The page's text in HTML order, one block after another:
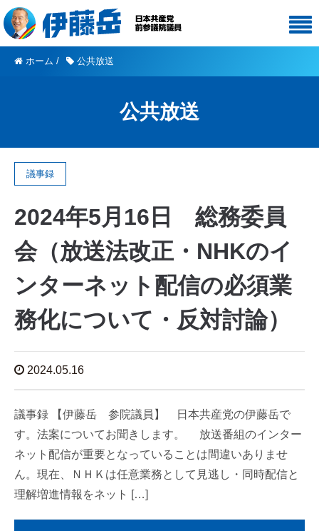
ホーム / 公共放送
公共放送
議事録
2024年5月16日 総務委員
会（放送法改正・NHKのイ
ンターネット配信の必須業
務化について・反対討論）
2024.05.16
議事録 【伊藤岳 参院議員】 日本共産党の伊藤岳で
す。法案についてお聞きします。 放送番組のインター
ネット配信が重要となっていることは間違いありませ
ん。現在、ＮＨＫは任意業務として見逃し・同時配信と
理解増進情報をネット […]